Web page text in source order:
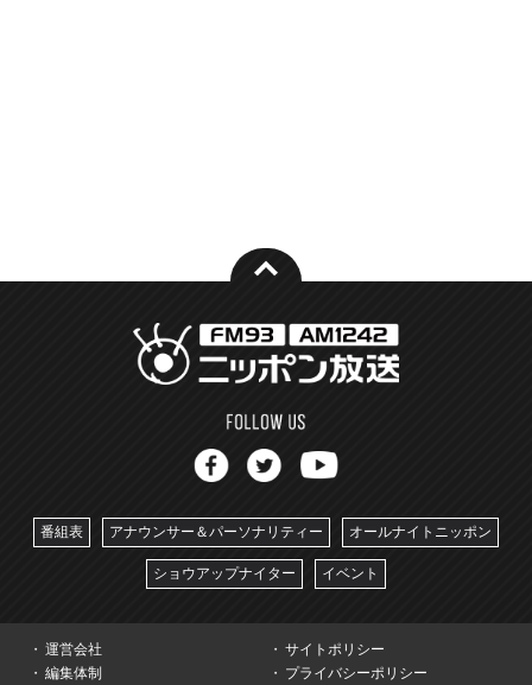
番組表 アナウンサー＆パーソナリティー オールナイトニッポン
ショウアップナイター イベント
運営会社
サイトポリシー
編集体制
プライバシーポリシー